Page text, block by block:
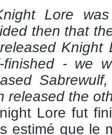
Lore
then that
Knight
finished - we
released the
Lore fut
estimé que le